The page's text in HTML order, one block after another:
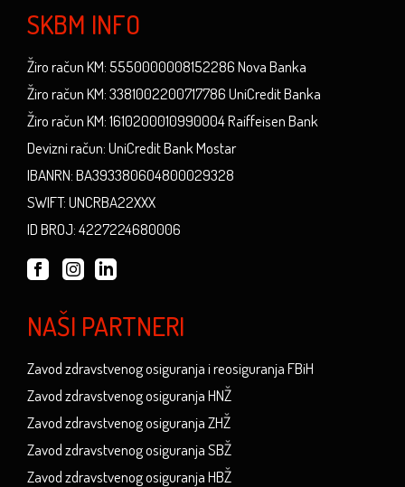
SKBM INFO
Žiro račun KM: 5550000008152286 Nova Banka
Žiro račun KM: 3381002200717786 UniCredit Banka
Žiro račun KM: 1610200010990004 Raiffeisen Bank
Devizni račun: UniCredit Bank Mostar
IBANRN: BA393380604800029328
SWIFT: UNCRBA22XXX
ID BROJ: 4227224680006
NAŠI PARTNERI
Zavod zdravstvenog osiguranja i reosiguranja FBiH
Zavod zdravstvenog osiguranja HNŽ
Zavod zdravstvenog osiguranja ZHŽ
Zavod zdravstvenog osiguranja SBŽ
Zavod zdravstvenog osiguranja HBŽ